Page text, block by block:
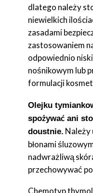
dlatego należy
niewielkich
zasadami
zastosowaniem
odpowiednio
nośnikowym lub
formulacji
Olejku
spożywać ani
doustnie. Należy
błonami
nadwrażliwą
przechowywać
Chemotyp